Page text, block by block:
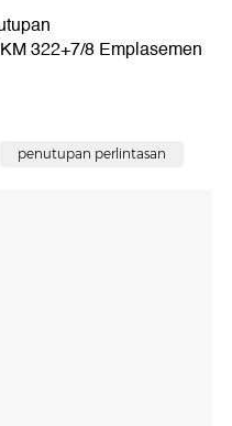
322+7/8 Emplasemen
penutupan perlintasan